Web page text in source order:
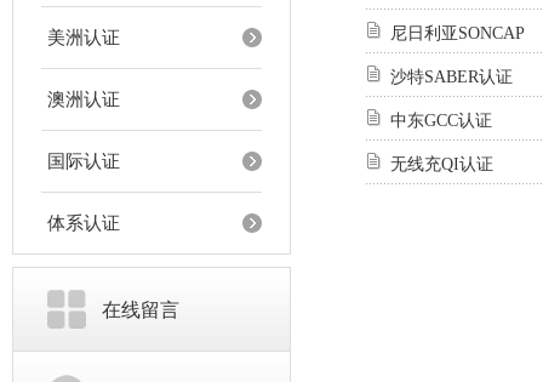
美洲认证
澳洲认证
国际认证
体系认证
在线留言
尼日利亚SONCAP
沙特SABER认证
中东GCC认证
无线充QI认证